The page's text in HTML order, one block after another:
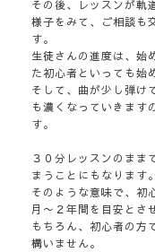
その後、レッスンが軌
様子をみて、ご相談も
す。
生徒さんの進度は、始
た初心者といっても始
そして、曲が少し弾け
も濃くなっていきます
す。
３０分レッスンのまま
まうことにもなります。
そのような意味で、初
月〜２年間を目安とさ
もちろん、初心者の方
構いません。